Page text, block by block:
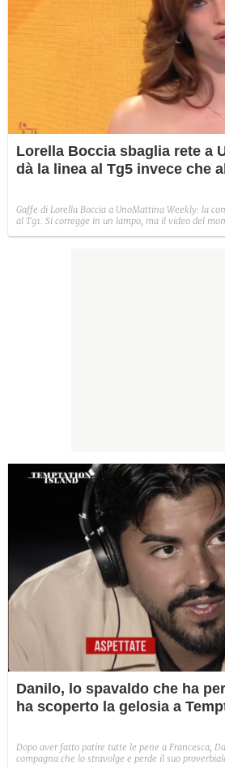
Lorella Boccia sbaglia rete a
dà la linea al Tg5 invece che
Gaffe di Lorella Boccia a UnoMattina Weekly: la
al Tg1. Si corregge in un lampo, ma il video del
Danilo, lo spavaldo che ha
ha scoperto la gelosia a
Dopo aver fatto patire tutte le pene a Francesca,
compagna che lo stravolge e perde il suo